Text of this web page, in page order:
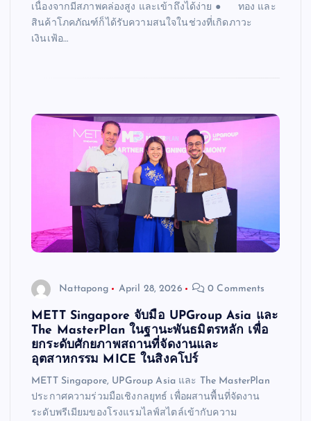
เนื่องจากมีสภาพคล่องสูง และเข้าถึงได้ง่าย ● ทอง และ
สินค้าโภคภัณฑ์ก็ได้รับความสนใจในช่วงที่เกิดภาวะ
เงินเฟ้อ…
Nattapong April 28, 2026 0 Comments
METT Singapore จับมือ UPGroup Asia และ
The MasterPlan ในฐานะพันธมิตรหลัก เพื่อ
ยกระดับศักยภาพสถานที่จัดงานและ
อุตสาหกรรม MICE ในสิงคโปร์
METT Singapore, UPGroup Asia และ The MasterPlan
ประกาศความร่วมมือเชิงกลยุทธ์ เพื่อผสานพื้นที่จัดงาน
ระดับพรีเมียมของโรงแรมไลฟ์สไตล์เข้ากับความ